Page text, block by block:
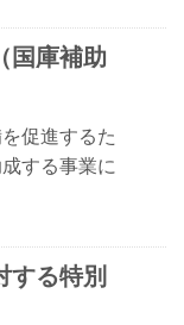
国庫補助
促進するた
する事業に
する特別